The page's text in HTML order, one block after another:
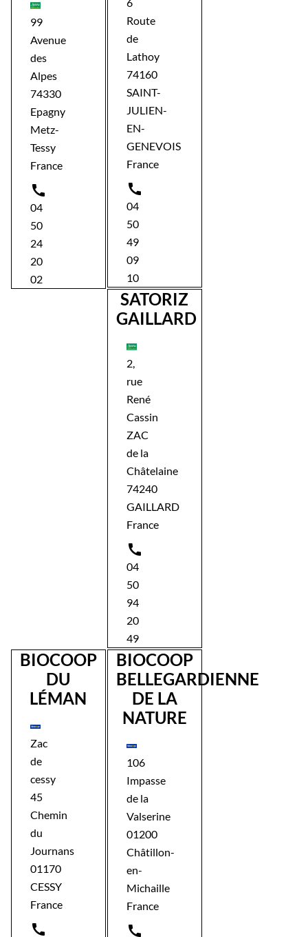
99
Avenue
des
Alpes
74330
Epagny
Metz-
Tessy
France

04
50
24
20
02
Route
de
Lathoy
74160
SAINT-
JULIEN-
EN-
GENEVOIS
France

04
50
49
09
10
SATORIZ
GAILLARD
2,
rue
René
Cassin
ZAC
de la
Châtelaine
74240
GAILLARD
France

04
50
94
20
49
BIOCOOP
DU
LÉMAN
Zac
de
cessy
45
Chemin
du
Journans
01170
CESSY
France

BIOCOOP
BELLEGARDIENNE
DE LA
NATURE
106
Impasse
de la
Valserine
01200
Châtillon-
en-
Michaille
France
